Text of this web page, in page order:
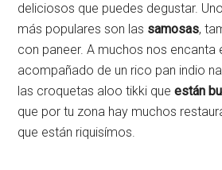
deliciosos que puedes degustar.
más populares son las samosas,
con paneer. A muchos nos encanta
acompañado de un rico pan indio
las croquetas aloo tikki queestán
que por tu zona hay muchos
que están riquisímos.